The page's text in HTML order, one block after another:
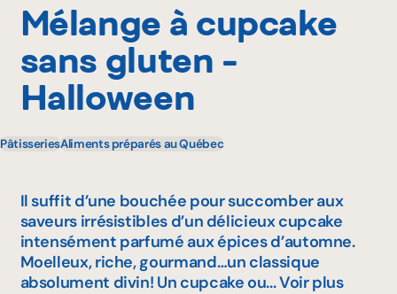
Mélange à cupcake
sans gluten -
Halloween
PâtisseriesAliments préparés au Québec
Il suffit d’une bouchée pour succomber aux
saveurs irrésistibles d’un délicieux cupcake
intensément parfumé aux épices d’automne.
Moelleux, riche, gourmand…un classique
absolument divin! Un cupcake ou...Voir plus